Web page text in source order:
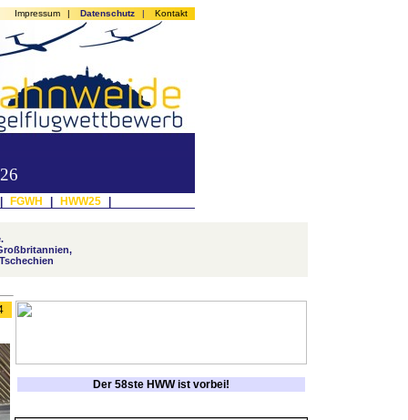
Impressum | Datenschutz | Kontakt
FGWH HWW25
Der 58ste HWW ist vorbei!